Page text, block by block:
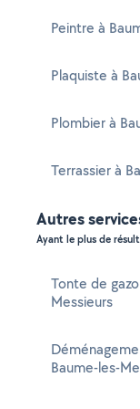
Peintre à
Plaquiste à
Plombier à
Terrassier à
Autres
Ayant le plus de
Tonte de
Messieurs
Baume-les-